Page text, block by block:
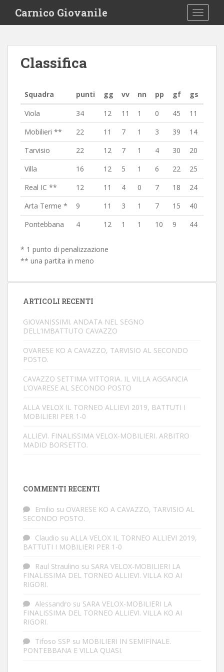
i
Carnico Giovanile
Classifica
Squadra punti gg vv nn pp gf
gs
Viola
34 12 11 1 0 45
11
Mobilieri **
22 11 7 1 3 39
14
Tarvisio
22 12 7 1 4 30
20
Villa
16 12 5 1 6 22
25
Real IC **
12 11 4 0 7 18
24
Arta Terme *
9 11 3 1 7 15
40
Pontebbana
4 12 1 1 10 9 44
* 1 punto di penalizzazione
** una partita in meno
ARTICOLI RECENTI
GIOVANISSIMI. ANDATA NEL SEGNO
DELL’IMBATTUTO CAVAZZO
OVARESE KO A CAVAZZO, TARVISIO AL SECONDO
POSTO.
CAVAZZO SETTIMA VITTORIA. IL VILLA AGGANCIA
L’OVARESE AL SECONDO POSTO
ALLA VELOX IL TORNEO ALLIEVI 2019, BATTUTI I
MOBILIERI PER 1-0
ALLIEVI. FINALISSIMA VELOX-MOBILIERI. ARBITRO
MADID BORSETTO.
COMMENTI RECENTI
Emilio su OVARESE KO A CAVAZZO, TARVISIO AL
SECONDO POSTO.
Claudio su ALLA VELOX IL TORNEO ALLIEVI 2019,
BATTUTI I MOBILIERI PER 1-0
Raul Straulino su SARA VELOX-MOBILIERI LA
FINALISSIMA DEL TORNEO ALLIEVI. VILLA KO AI
RIGORI.
Alessandro su SARA VELOX-MOBILIERI LA
FINALISSIMA DEL TORNEO ALLIEVI. VILLA KO AI
RIGORI.
Tifoso SSP su MOBILIERI IN SEMIFINALE.
PONTEBBANA E VILLA QUASI.